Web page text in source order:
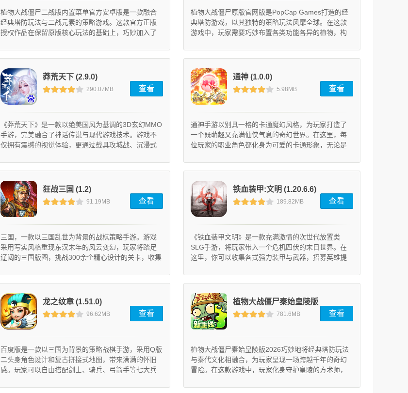
植物大战僵尸二战版内置菜单官方安卓版是一款融合
经典塔防玩法与二战元素的策略游戏。这款官方正版
授权作品在保留原版核心玩法的基础上，巧妙加入了
挥各具特色的植物战士，玩家将在充满硝烟的战场上
植物大战僵尸原版官网版是PopCap Games打造的经
典塔防游戏，以其独特的策略玩法风靡全球。在这款
游戏中，玩家需要巧妙布置各类功能各异的植物，构
松有趣的玩法，让这款游戏成为老少皆宜的休闲佳
莽荒天下 (2.9.0)
290.07MB 查看
《莽荒天下》是一款以绝美国风为基调的3D玄幻MMO
手游，完美融合了神话传说与现代游戏技术。游戏不
仅拥有震撼的视觉体验，更通过载具攻城战、沉浸式
色彩的大荒世界。五大职业各具特色，技能组合千变
受。此外，创新的部族玩法和丰富PVP模式，让玩家在
合作与竞争中体验更多乐趣。
通神 (1.0.0)
5.98MB 查看
通神手游以别具一格的卡通魔幻风格，为玩家打造了
一个既萌趣又充满仙侠气息的奇幻世界。在这里，每
位玩家的职业角色都化身为可爱的卡通形象，无论是
完美融入了修真元素。游戏过程中，你会遇到各种性
的分支剧情，甚至能获得令人捧腹的独特称号——这
些细节设计让这里成为仙侠爱好者的绝佳乐园！
狂战三国 (1.2)
91.19MB 查看
三国，一款以三国乱世为背景的战棋策略手游。游戏
采用写实风格重现东汉末年的风云变幻，玩家将踏足
辽阔的三国版图，挑战300余个精心设计的关卡，收集
自己的传奇。
铁血装甲:文明 (1.20.6.6)
189.82MB 查看
《铁血装甲文明》是一款充满激情的次世代放置类
SLG手游，将玩家带入一个危机四伏的末日世界。在
这里，你可以收集各式强力装甲与武器，招募英雄提
尸大军的侵袭。
龙之纹章 (1.51.0)
96.62MB 查看
百度版是一款以三国为背景的策略战棋手游，采用Q版
二头身角色设计和复古拼接式地图，带来满满的怀旧
感。玩家可以自由搭配剑士、骑兵、弓箭手等七大兵
趣。
植物大战僵尸秦始皇陵版
2026 (10.0.0)
781.6MB 查看
植物大战僵尸秦始皇陵版2026巧妙地将经典塔防玩法
与秦代文化相融合，为玩家呈现一场跨越千年的奇幻
冒险。在这款游戏中，玩家化身守护皇陵的方术师，
俑大军入侵。游戏在保留系列经典玩法的基础上，创